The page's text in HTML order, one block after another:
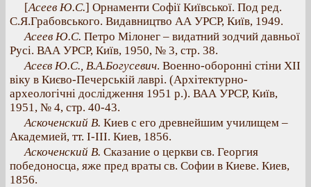
[Асеев Ю.С.] Орнаменти Софії Київської. Под ред.
С.Я.Грабовського. Видавництво АА УРСР, Київ, 1949.
Асеев Ю.С. Петро Мілонег – видатний зодчий давньої
Русі. ВАА УРСР, Київ, 1950, № 3, стр. 38.
Асеєв Ю.С., В.А.Богусевич. Военно-оборонні стіни XII
віку в Києво-Печерській лаврі. (Архітектурно-
археологічні дослідження 1951 р.). ВАА УРСР, Київ,
1951, № 4, стр. 40-43.
Аскоченский В. Киев с его древнейшим училищем –
Академией, тт. І-III. Киев, 1856.
Аскоченский В. Сказание о церкви св. Георгия
победоносца, яже пред враты св. Софии в Киеве. Киев,
1856.